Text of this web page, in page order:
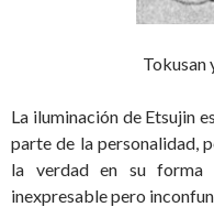
Tokusan
La iluminación de Etsujin
parte de la personalidad,
la verdad en su forma
inexpresable pero